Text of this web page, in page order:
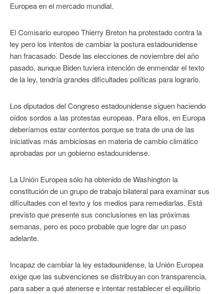
Europea en el mercado mundial.
El Comisario europeo Thierry Breton ha protestado contra la
ley pero los intentos de cambiar la postura estadounidense
han fracasado. Desde las elecciones de noviembre del año
pasado, aunque Biden tuviera intención de enmendar el texto
de la ley, tendría grandes dificultades políticas para lograrlo.
Los diputados del Congreso estadounidense siguen haciendo
oídos sordos a las protestas europeas. Para ellos, en Europa
deberíamos estar contentos porque se trata de una de las
iniciativas más ambiciosas en materia de cambio climático
aprobadas por un gobierno estadounidense.
La Unión Europea sólo ha obtenido de Washington la
constitución de un grupo de trabajo bilateral para examinar sus
dificultades con el texto y los medios para remediarlas. Está
previsto que presente sus conclusiones en las próximas
semanas, pero es poco probable que logre dar un paso
adelante.
Incapaz de cambiar la ley estadounidense, la Unión Europea
exige que las subvenciones se distribuyan con transparencia,
para saber a qué atenerse e intentar restablecer el equilibrio